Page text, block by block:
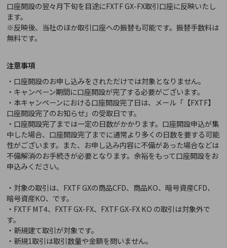
口座開設の翌々月下旬を目途にFXTF GX-FX取引口座に反映いたし
ます。
※反映後、当社のほか取引口座への振替も可能です。振替手数料は
無料です。
注意事項
・口座開設のお申し込みをされただけでは対象となりません。
・キャンペーン期間に口座開設が完了する必要がございます。
・本キャンペーンにおける口座開設完了日は、メール「【FXTF】
口座開設完了のお知らせ」の受取日です。
・口座開設完了までは一定の日数がかかります。口座開設申込が集
中した場合、口座開設完了までに通常より多くの日数を要する可能
性がございます。また、お申し込み内容に不備があった場合などは
不備解消のお手続きが必要となります。余裕をもって口座開設をお
申込みください。
・対象の取引は、FXTF GXの商品CFD、商品KO、暗号資産CFD、
暗号資産KO、です。
・FXTF MT4、FXTF GX-FX、FXTF GX-FX KO の取引は対象外で
す。
・新規建て取引が対象です。
・新規1取引は取引数量や金額を問いません。